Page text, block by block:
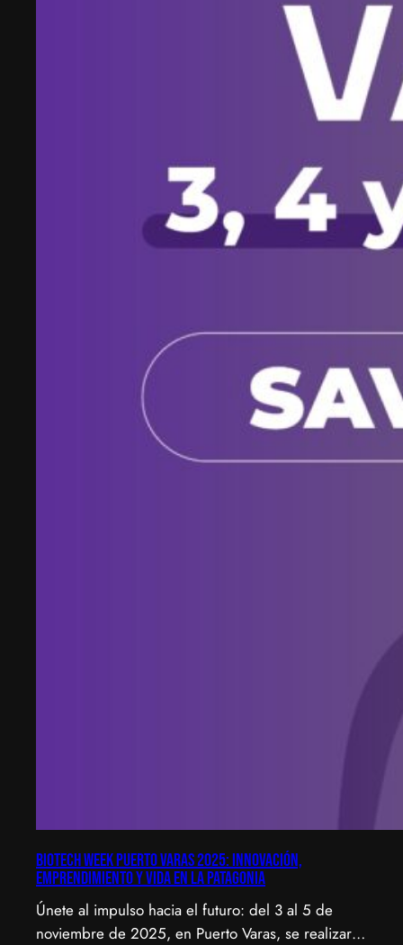
Biotech Week Puerto Varas 2025: Innovación,
emprendimiento y vida en la Patagonia
Únete al impulso hacia el futuro: del 3 al 5 de
noviembre de 2025, en Puerto Varas, se realizará